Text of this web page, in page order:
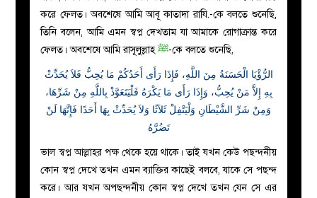
করে ফেলত। অবশেষে আমি আবূ কাতাদা রাযি.-কে বলতে শুনেছি,
তিনি বলেন, আমি এমন স্বপ্ন দেখতাম যা আমাকে রোগাক্রান্ত করে
ফেলত। অবশেষে আমি রাসূলুল্লাহﷺ-কে বলতে শুনেছি,
الرُّؤْيَا الْحَسَنَةُ مِنَ اللَّهِ، فَإِذَا رَأَى أَحَدُكُمْ مَا يُحِبُّ فَلاَ يُحَدِّثْ
بِهِ إِلاَّ مَنْ يُحِبُّ، وَإِذَا رَأَى مَا يَكْرَهُ فَلْيَتَعَوَّذْ بِاللَّهِ مِنْ شَرِّهَا،
وَمِنْ شَرِّ الشَّيْطَانِ وَلْيَتْفِلْ ثَلاَثًا وَلاَ يُحَدِّثْ بِهَا أَحَدًا فَإِنَّهَا لَنْ
تَضُرَّهُ
ভাল স্বপ্ন আল্লাহর পক্ষ থেকে হয়ে থাকে। তাই যখন কেউ পছন্দনীয়
কোন স্বপ্ন দেখে তখন এমন ব্যাক্তির কাছেই বলবে, যাকে সে পছন্দ
করে। আর যখন অপছন্দনীয় কোন স্বপ্ন দেখে তখন যেন সে এর